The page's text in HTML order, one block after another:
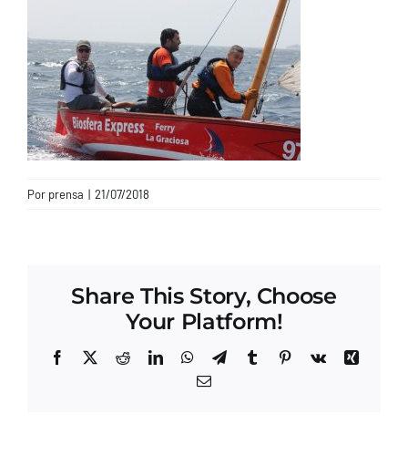
Por prensa | 21/07/2018
Share This Story, Choose
Your Platform!
Facebook
X RedditLinkedInWhatsApp
TelegramTumblrPinterest
Vk
Xing
Correo